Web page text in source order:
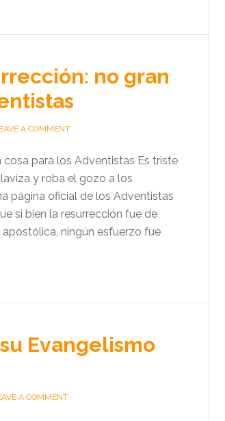
no gran
A COMMENT
para los Adventistas Es triste
y roba el gozo a los
página oficial de los Adventistas
si bien la resurrección fue de
ningún esfuerzo fue
Evangelismo
A COMMENT